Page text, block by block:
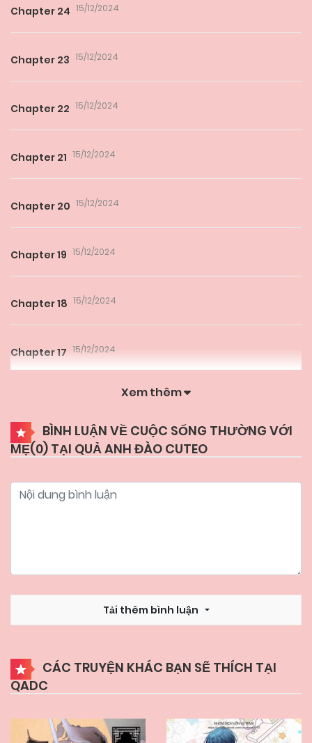
Chapter 24 15/12/2024
Chapter 23 15/12/2024
Chapter 22 15/12/2024
Chapter 21 15/12/2024
Chapter 20 15/12/2024
Chapter 19 15/12/2024
Chapter 18 15/12/2024
Chapter 17 15/12/2024
Chapter 15 15/12/2024
Chapter 14 15/12/2024
Chapter 9 15/12/2024
Chapter 7 15/12/2024
15/12/2024
Xem thêm
BÌNH LUẬN VỀ CUỘC SỐNG THƯỜNG VỚI
MẸ(0) TẠI QUẢ ANH ĐÀO CUTEO
Tải thêm bình luận
CÁC TRUYỆN KHÁC BẠN SẼ THÍCH TẠI
QADC